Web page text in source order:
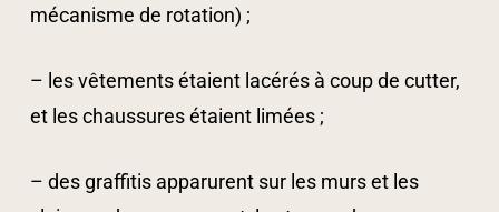
mécanisme de rotation) ;
– les vêtements étaient lacérés à coup de cutter,
et les chaussures étaient limées ;
– des graffitis apparurent sur les murs et les